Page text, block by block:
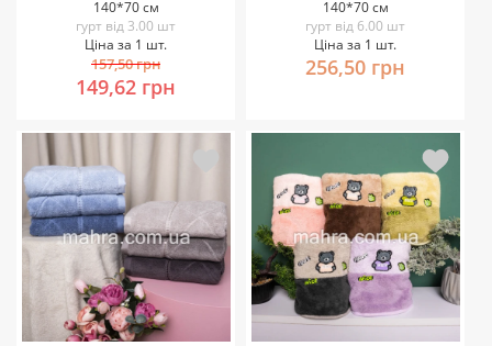
140*70 см
гурт від 3.00 шт
Ціна за 1 шт.
157,50 грн
149,62 грн
140*70 см
гурт від 6.00 шт
Ціна за 1 шт.
256,50 грн